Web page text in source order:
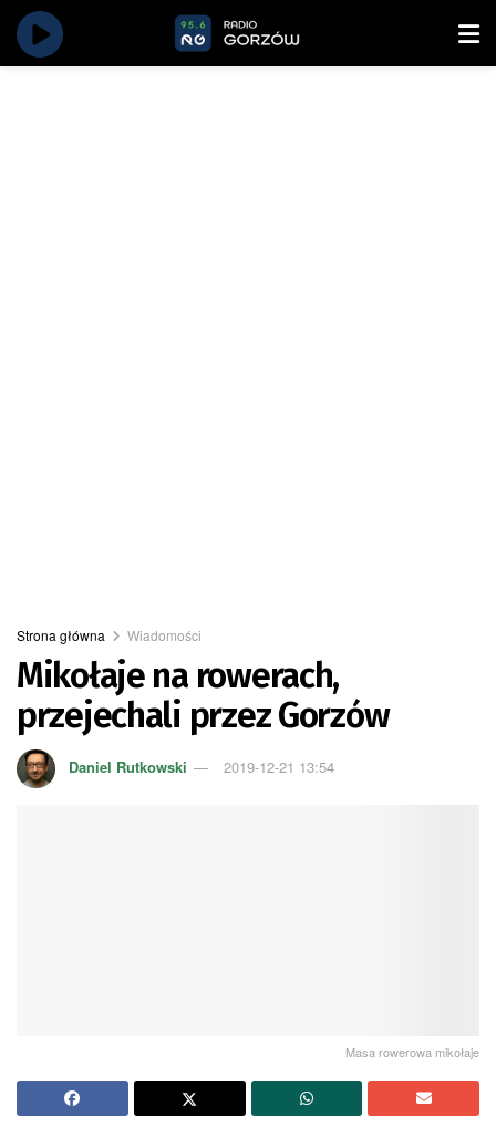
Strona główna Wiadomości
Mikołaje na rowerach,
przejechali przez Gorzów
Daniel Rutkowski 2019-12-21 13:54
Masa rowerowa mikołaje